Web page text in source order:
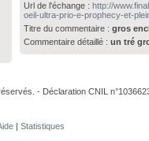
Url de l'échange : http://
oeil-ultra-prio-e-prophecy-et-
Titre du commentaire : gros
Commentaire détaillé : un tré
- Déclaration CNIL
| Statistiques